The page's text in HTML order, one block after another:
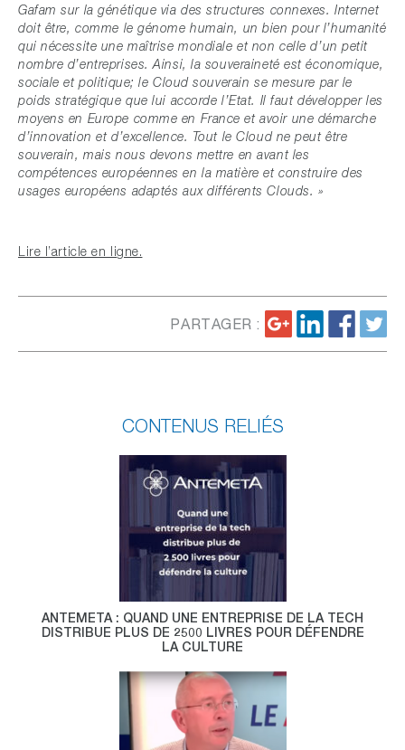
Gafam sur la génétique via des structures connexes. Internet
doit être, comme le génome humain, un bien pour l’humanité
qui nécessite une maîtrise mondiale et non celle d’un petit
nombre d’entreprises. Ainsi, la souveraineté est économique,
sociale et politique; le Cloud souverain se mesure par le
poids stratégique que lui accorde l’Etat. Il faut développer les
moyens en Europe comme en France et avoir une démarche
d’innovation et d’excellence. Tout le Cloud ne peut être
souverain, mais nous devons mettre en avant les
compétences européennes en la matière et construire des
usages européens adaptés aux différents Clouds. »
Lire l’article en ligne.
PARTAGER :
CONTENUS RELIÉS
ANTEMETA : QUAND UNE ENTREPRISE DE LA TECH
DISTRIBUE PLUS DE 2500 LIVRES POUR DÉFENDRE
LA CULTURE